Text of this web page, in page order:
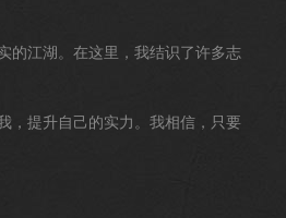
的江湖。在这里，我结识了许多志
，提升自己的实力。我相信，只要